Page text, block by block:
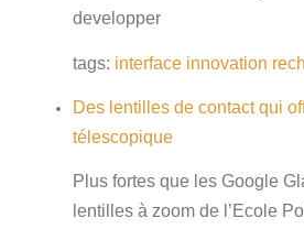
developper
tags: interface innovation
Des lentilles de contact qui
télescopique
Plus fortes que les Google
lentilles à zoom de l’Ecole